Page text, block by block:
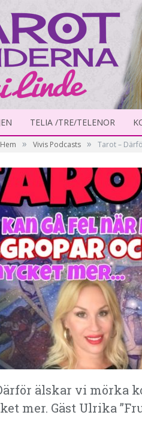
TELIA /TRE/TELENOR
Hem » Vivis Podcasts » Tarot –
älskar vi mörka
mer. Gäst Ulrika